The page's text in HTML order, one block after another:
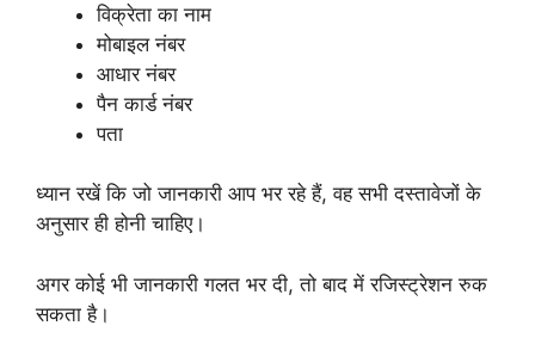
विक्रेता का नाम
मोबाइल नंबर
आधार नंबर
पैन कार्ड नंबर
पता
ध्यान रखें कि जो जानकारी आप भर रहे हैं, वह सभी दस्तावेजों के
अनुसार ही होनी चाहिए।
अगर कोई भी जानकारी गलत भर दी, तो बाद में रजिस्ट्रेशन रुक
सकता है।